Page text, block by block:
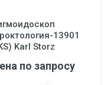
13901
Karl Storz
по запросу